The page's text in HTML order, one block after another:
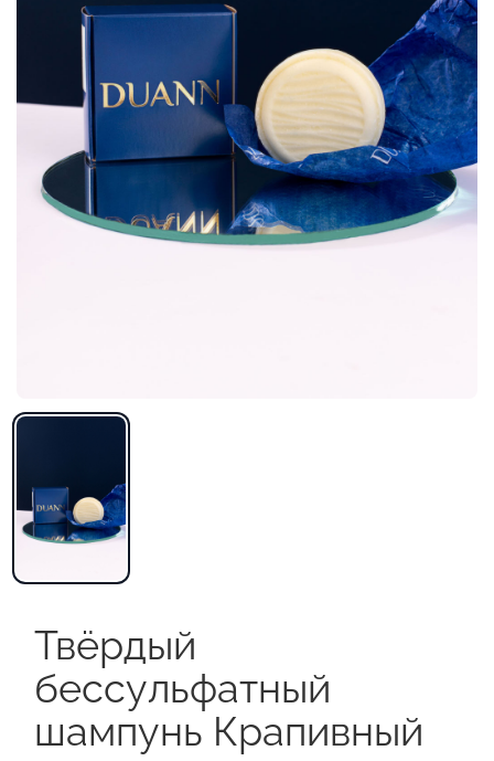
Твёрдый
бессульфатный
шампунь Крапивный